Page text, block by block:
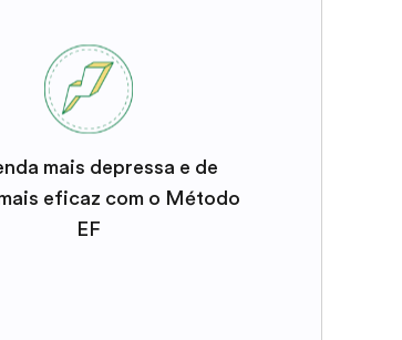
mais depressa e de
eficaz com o Método
EF